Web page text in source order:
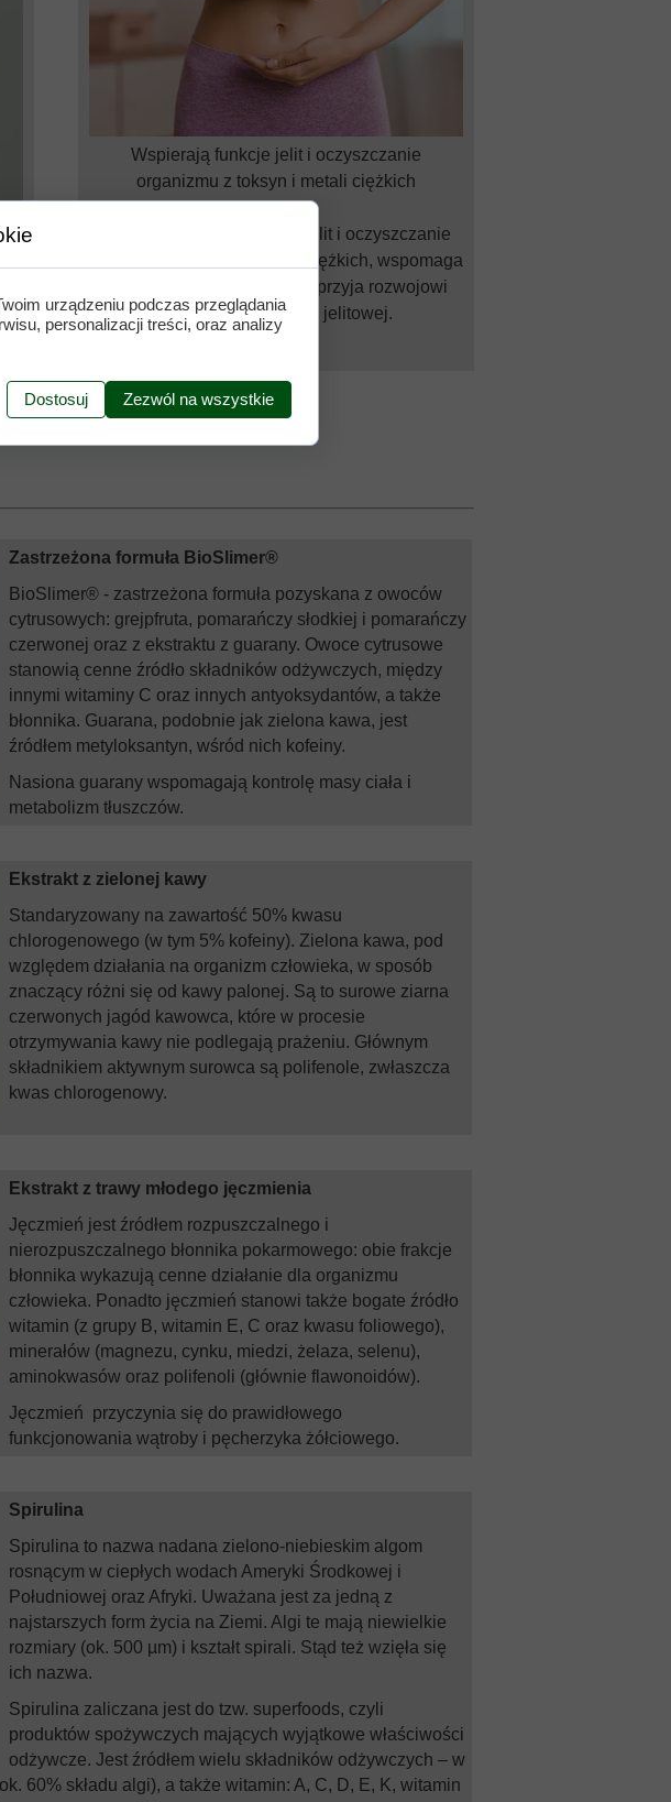
Wspierają funkcje jelit i oczyszczanie
organizmu z toksyn i metali ciężkich
Chlorella wspiera funkcje jelit i oczyszczanie
organizmu z toksyn i metali ciężkich, wspomaga
witalność organizmu oraz sprzyja rozwojowi
korzystnej mikroflory jelitowej.
Zastrzeżona formuła BioSlimer®
BioSlimer® - zastrzeżona formuła pozyskana z owoców
cytrusowych: grejpfruta, pomarańczy słodkiej i pomarańczy
czerwonej oraz z ekstraktu z guarany. Owoce cytrusowe
stanowią cenne źródło składników odżywczych, między
innymi witaminy C oraz innych antyoksydantów, a także
błonnika. Guarana, podobnie jak zielona kawa, jest
źródłem metyloksantyn, wśród nich kofeiny.
Nasiona guarany wspomagają kontrolę masy ciała i
metabolizm tłuszczów.
Ekstrakt z zielonej kawy
Standaryzowany na zawartość 50% kwasu
chlorogenowego (w tym 5% kofeiny). Zielona kawa, pod
względem działania na organizm człowieka, w sposób
znaczący różni się od kawy palonej. Są to surowe ziarna
czerwonych jagód kawowca, które w procesie
otrzymywania kawy nie podlegają prażeniu. Głównym
składnikiem aktywnym surowca są polifenole, zwłaszcza
kwas chlorogenowy.
Ekstrakt z trawy młodego jęczmienia
Jęczmień jest źródłem rozpuszczalnego i
nierozpuszczalnego błonnika pokarmowego: obie frakcje
błonnika wykazują cenne działanie dla organizmu
człowieka. Ponadto jęczmień stanowi także bogate źródło
witamin (z grupy B, witamin E, C oraz kwasu foliowego),
minerałów (magnezu, cynku, miedzi, żelaza, selenu),
aminokwasów oraz polifenoli (głównie flawonoidów).
Jęczmień przyczynia się do prawidłowego
funkcjonowania wątroby i pęcherzyka żółciowego.
Spirulina
Spirulina to nazwa nadana zielono-niebieskim algom
rosnącym w ciepłych wodach Ameryki Środkowej i
Południowej oraz Afryki. Uważana jest za jedną z
najstarszych form życia na Ziemi. Algi te mają niewielkie
rozmiary (ok. 500 µm) i kształt spirali. Stąd też wzięła się
ich nazwa.
Spirulina zaliczana jest do tzw. superfoods, czyli
produktów spożywczych mających wyjątkowe właściwości
odżywcze. Jest źródłem wielu składników odżywczych – w
60% składu algi), a także witamin: A, C, D, E, K, witamin
urządzeniu podczas przeglądania
personalizacji treści, oraz analizy
Dostosuj Zezwól na wszystkie